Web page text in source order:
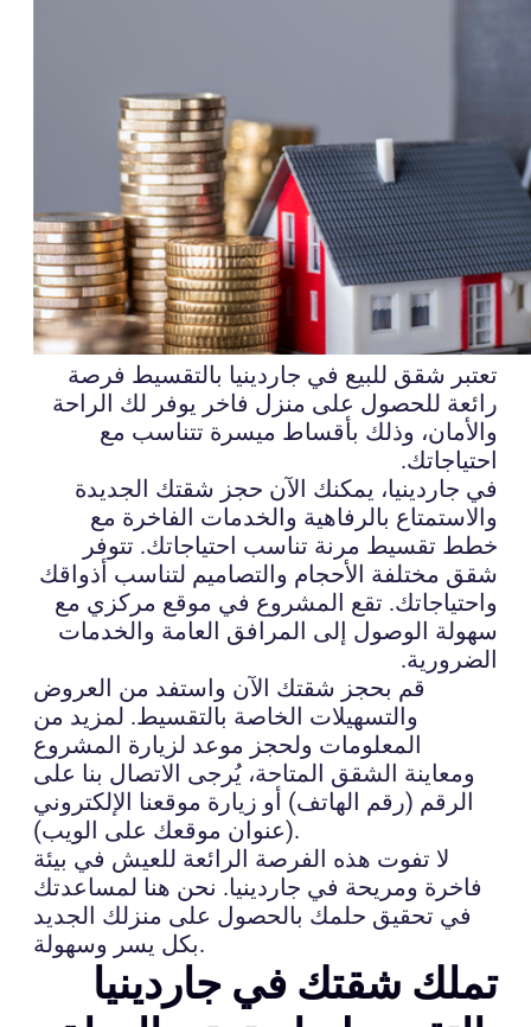
تعتبر شقق للبيع في جاردينيا بالتقسيط فرصة
رائعة للحصول على منزل فاخر يوفر لك الراحة
والأمان، وذلك بأقساط ميسرة تتناسب مع
احتياجاتك.
في جاردينيا، يمكنك الآن حجز شقتك الجديدة
والاستمتاع بالرفاهية والخدمات الفاخرة مع
خطط تقسيط مرنة تناسب احتياجاتك. تتوفر
شقق مختلفة الأحجام والتصاميم لتناسب أذواقك
واحتياجاتك. تقع المشروع في موقع مركزي مع
سهولة الوصول إلى المرافق العامة والخدمات
الضرورية.
قم بحجز شقتك الآن واستفد من العروض
والتسهيلات الخاصة بالتقسيط. لمزيد من
المعلومات ولحجز موعد لزيارة المشروع
ومعاينة الشقق المتاحة، يُرجى الاتصال بنا على
الرقم (رقم الهاتف) أو زيارة موقعنا الإلكتروني
(عنوان موقعك على الويب).
لا تفوت هذه الفرصة الرائعة للعيش في بيئة
فاخرة ومريحة في جاردينيا. نحن هنا لمساعدتك
في تحقيق حلمك بالحصول على منزلك الجديد
بكل يسر وسهولة.
تملك شقتك في جاردينيا